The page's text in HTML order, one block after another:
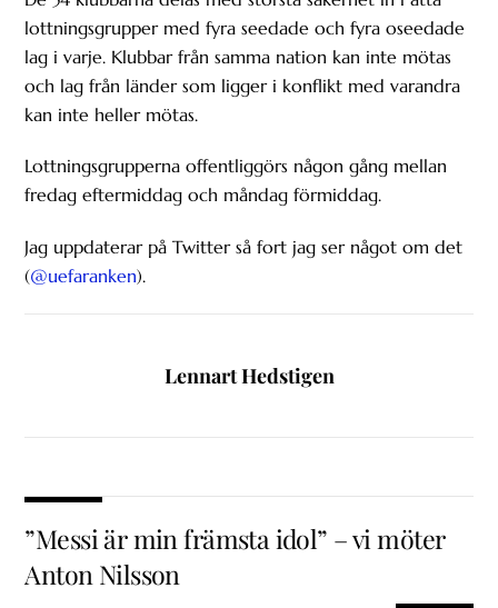
lottningsgrupper med fyra seedade och fyra oseedade
lag i varje. Klubbar från samma nation kan inte mötas
och lag från länder som ligger i konflikt med varandra
kan inte heller mötas.
Lottningsgrupperna offentliggörs någon gång mellan
fredag eftermiddag och måndag förmiddag.
Jag uppdaterar på Twitter så fort jag ser något om det
(@uefaranken).
Lennart Hedstigen
”Messi är min främsta idol” – vi möter
Anton Nilsson